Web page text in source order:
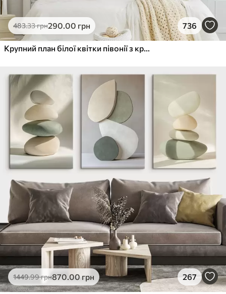
483.33грн290.00 грн 736
Крупний план білої квітки півонії з крапельками води на пелюстках на розмитому фоні
1449.99грн870.00 грн 267